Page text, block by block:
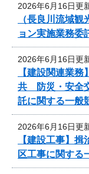
2026年6月16日更
（長良川流域
ョン実施業務委
2026年6月16日更
【建設関連業
共 防災・安全
託に関する一般
2026年6月16日更
【建設工事】
区工事に関する